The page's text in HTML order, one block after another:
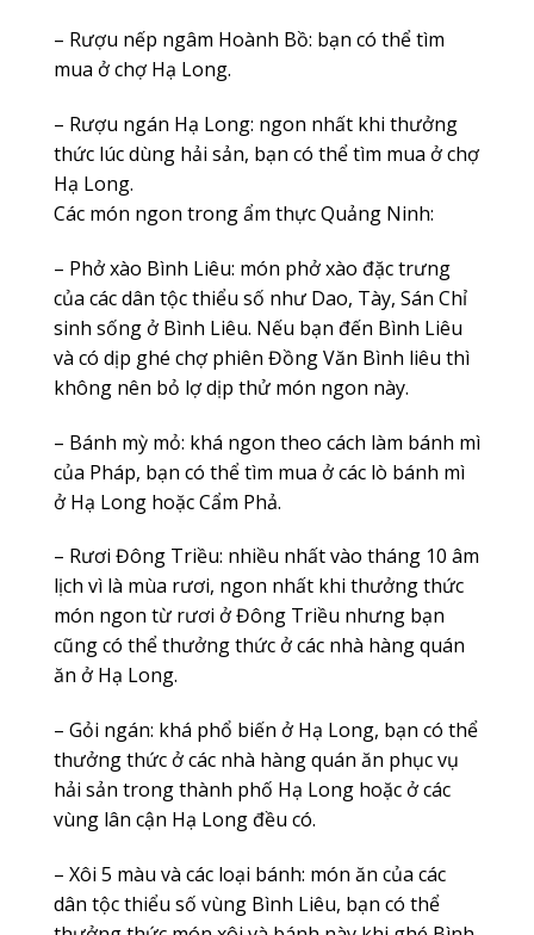
– Rượu nếp ngâm Hoành Bồ: bạn có thể tìm
mua ở chợ Hạ Long.
– Rượu ngán Hạ Long: ngon nhất khi thưởng
thức lúc dùng hải sản, bạn có thể tìm mua ở chợ
Hạ Long.
Các món ngon trong ẩm thực Quảng Ninh:
– Phở xào Bình Liêu: món phở xào đặc trưng
của các dân tộc thiểu số như Dao, Tày, Sán Chỉ
sinh sống ở Bình Liêu. Nếu bạn đến Bình Liêu
và có dịp ghé chợ phiên Đồng Văn Bình liêu thì
không nên bỏ lợ dịp thử món ngon này.
– Bánh mỳ mỏ: khá ngon theo cách làm bánh mì
của Pháp, bạn có thể tìm mua ở các lò bánh mì
ở Hạ Long hoặc Cẩm Phả.
– Rươi Đông Triều: nhiều nhất vào tháng 10 âm
lịch vì là mùa rươi, ngon nhất khi thưởng thức
món ngon từ rươi ở Đông Triều nhưng bạn
cũng có thể thưởng thức ở các nhà hàng quán
ăn ở Hạ Long.
– Gỏi ngán: khá phổ biến ở Hạ Long, bạn có thể
thưởng thức ở các nhà hàng quán ăn phục vụ
hải sản trong thành phố Hạ Long hoặc ở các
vùng lân cận Hạ Long đều có.
– Xôi 5 màu và các loại bánh: món ăn của các
dân tộc thiểu số vùng Bình Liêu, bạn có thể